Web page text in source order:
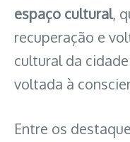
espaço cultural,
recuperação e
cultural da
voltada à
Entre os